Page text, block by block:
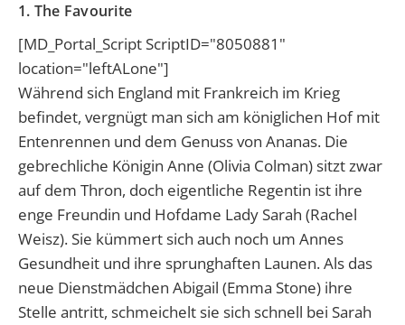
1. The Favourite
[MD_Portal_Script ScriptID="8050881"
location="leftALone"]
Während sich England mit Frankreich im Krieg
befindet, vergnügt man sich am königlichen Hof mit
Entenrennen und dem Genuss von Ananas. Die
gebrechliche Königin Anne (Olivia Colman) sitzt zwar
auf dem Thron, doch eigentliche Regentin ist ihre
enge Freundin und Hofdame Lady Sarah (Rachel
Weisz). Sie kümmert sich auch noch um Annes
Gesundheit und ihre sprunghaften Launen. Als das
neue Dienstmädchen Abigail (Emma Stone) ihre
Stelle antritt, schmeichelt sie sich schnell bei Sarah